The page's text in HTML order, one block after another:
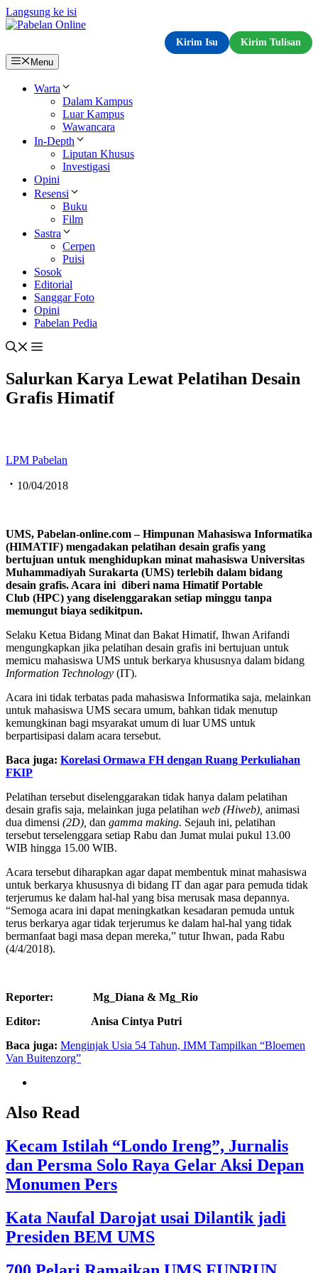
Langsung ke isi
Kirim Isu
Kirim Tulisan
Menu
Warta
Dalam Kampus
Luar Kampus
Wawancara
In-Depth
Liputan Khusus
Investigasi
Opini
Resensi
Buku
Film
Sastra
Cerpen
Puisi
Sosok
Editorial
Sanggar Foto
Opini
Pabelan Pedia
Salurkan Karya Lewat Pelatihan Desain
Grafis Himatif
LPM Pabelan
10/04/2018
UMS, Pabelan-online.com –Himpunan Mahasiswa Informatika
(HIMATIF) mengadakan pelatihan desain grafis yang
bertujuan untuk menghidupkan minat mahasiswa Universitas
Muhammadiyah Surakarta (UMS) terlebih dalam bidang
desain grafis. Acara ini diberi nama Himatif Portable
Club (HPC) yang diselenggarakan setiap minggu tanpa
memungut biaya sedikitpun.
Selaku Ketua Bidang Minat dan Bakat Himatif, Ihwan Arifandi
mengungkapkan jika pelatihan desain grafis ini bertujuan untuk
memicu mahasiswa UMS untuk berkarya khususnya dalam bidang
Information Technology (IT).
Acara ini tidak terbatas pada mahasiswa Informatika saja, melainkan
untuk mahasiswa UMS secara umum, bahkan tidak menutup
kemungkinan bagi msyarakat umum di luar UMS untuk
berpartisipasi dalam acara tersebut.
Baca juga: Korelasi Ormawa FH dengan Ruang Perkuliahan
FKIP
Pelatihan tersebut diselenggarakan tidak hanya dalam pelatihan
desain grafis saja, melainkan juga pelatihan web (Hiweb), animasi
dua dimensi (2D), dan gamma making. Sejauh ini, pelatihan
tersebut terselenggara setiap Rabu dan Jumat mulai pukul 13.00
WIB hingga 15.00 WIB.
Acara tersebut diharapkan agar dapat membentuk minat mahasiswa
untuk berkarya khususnya di bidang IT dan agar para pemuda tidak
terjerumus ke dalam hal-hal yang bisa merusak masa depannya.
“Semoga acara ini dapat meningkatkan kesadaran pemuda untuk
terus berkarya agar tidak terjerumus ke dalam hal-hal yang tidak
bermanfaat bagi masa depan mereka,” tutur Ihwan, pada Rabu
(4/4/2018).
Reporter: Mg_Diana & Mg_Rio
Editor: Anisa Cintya Putri
Baca juga: Menginjak Usia 54 Tahun, IMM Tampilkan “Bloemen
Van Buitenzorg”
Also Read
Kecam Istilah “Londo Ireng”, Jurnalis
dan Persma Solo Raya Gelar Aksi Depan
Monumen Pers
Kata Naufal Darojat usai Dilantik jadi
Presiden BEM UMS